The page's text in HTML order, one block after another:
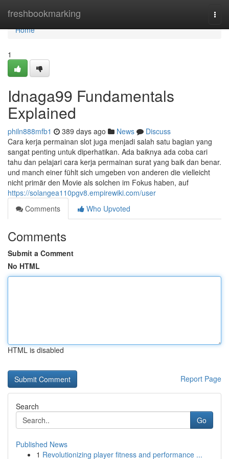
freshbookmarking
Home
Home
1
Idnaga99 Fundamentals
Explained
philn888mfb1 389 days ago News
Discuss
Cara kerja permainan slot juga menjadi salah satu bagian yang
sangat penting untuk diperhatikan. Ada baiknya ada coba cari
tahu dan pelajari cara kerja permainan surat yang baik dan benar.
und manch einer fühlt sich umgeben von anderen die vielleicht
nicht primär den Movie als solchen im Fokus haben, auf
https://solangea110pgv8.empirewiki.com/user
Comments
Who Upvoted
Comments
Submit a Comment
No HTML
HTML is disabled
Report Page
Search
Go
Published News
1 Revolutionizing player fitness and performance ...